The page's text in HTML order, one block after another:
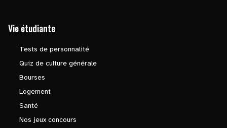
Vie étudiante
Tests de personnalité
Quiz de culture générale
Bourses
Logement
Santé
Nos jeux concours